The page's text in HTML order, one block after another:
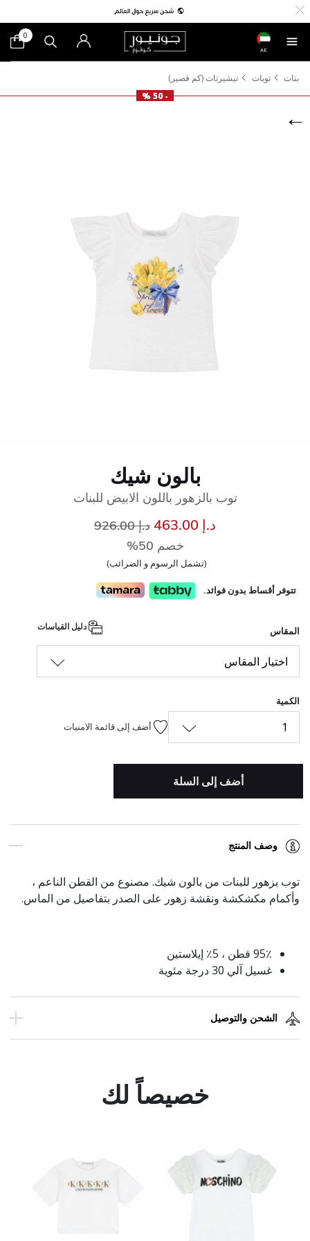
AE
0
بنات توبات
تيشيرتات (كم قصير)
- 50 %
بالون شيك
توب بالزهور باللون الابيض للبنات
د.إ 463.00 سعر مخفض مند.إ 926.00
إلى
خصم 50%
(تشمل الرسوم و الضرائب)
تتوفر أقساط بدون فوائد.
المقاس
اختيار المقاس
الكمية
1 أضف إلى قائمة الامنيات
أضف إلى السلة
وصف المنتج
توب بزهور للبنات من بالون شيك. مصنوع من القطن الناعم ،
وأكمام مكشكشة ونقشة زهور على الصدر بتفاصيل من الماس.
95٪ قطن ، 5٪ إيلاستين
غسيل آلي 30 درجة مئوية
الشحن والتوصيل
خصيصاً لك